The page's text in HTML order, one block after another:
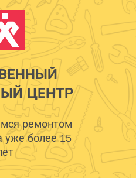
ЦЕНТР
ремонтом
уже более 15